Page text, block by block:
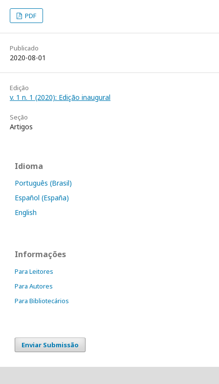
PDF
Publicado
2020-08-01
Edição
v. 1 n. 1 (2020): Edição inaugural
Seção
Artigos
Idioma
Português (Brasil)
Español (España)
English
Informações
Para Leitores
Para Autores
Para Bibliotecários
Enviar Submissão